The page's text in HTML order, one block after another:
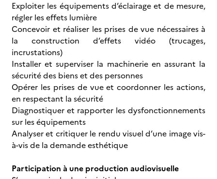
Exploiter les équipements d’éclairage et de mesure,
régler les effets lumière
Concevoir et réaliser les prises de vue nécessaires à
la construction d’effets vidéo (trucages,
incrustations)
Installer et superviser la machinerie en assurant la
sécurité des biens et des personnes
Opérer les prises de vue et coordonner les actions,
en respectant la sécurité
Diagnostiquer et rapporter les dysfonctionnements
sur les équipements
Analyser et critiquer le rendu visuel d’une image vis-
à-vis de la demande esthétique
Participation à une production audiovisuelle